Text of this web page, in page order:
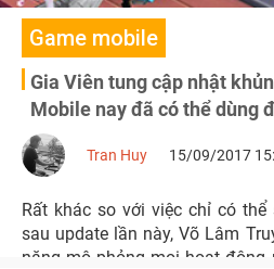
Game mobile
Gia Viên tung cập nhật
Mobile nay đã có thể dùng
Tran Huy 15/09/2017
Rất khác so với việc chỉ có
sau update lần này, Võ Lâm
năng mô phỏng mọi hoạt động